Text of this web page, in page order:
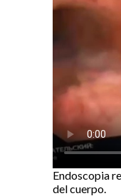
Endoscopia
del cuerpo.